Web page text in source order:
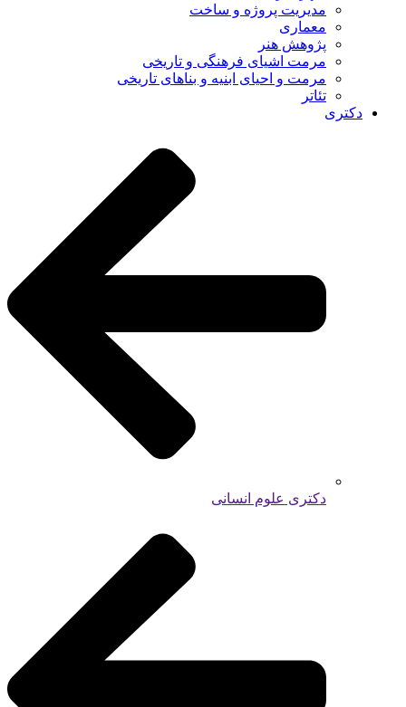
مدیریت پروژه و ساخت
معماری
پژوهش هنر
مرمت اشیای فرهنگی و تاریخی
مرمت و احیای ابنیه و بناهای تاریخی
تئاتر
دکتری
دکتری علوم انسانی